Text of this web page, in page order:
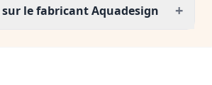
le fabricant Aquadesign +